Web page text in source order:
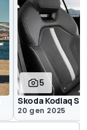
5
Skoda Kodiaq
20 gen 2025